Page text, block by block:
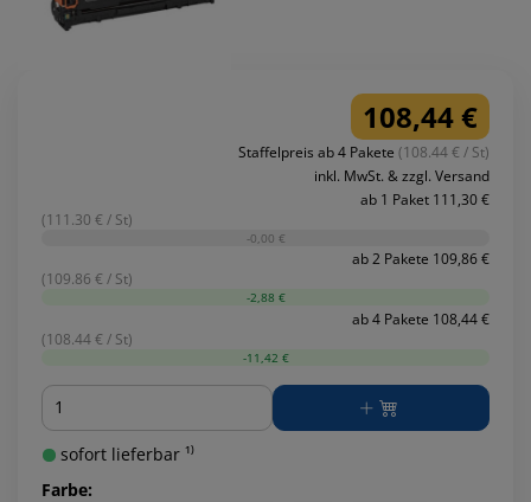
108,44 €
Staffelpreis ab 4 Pakete (108.44 € / St)
inkl. MwSt. & zzgl. Versand
ab 1 Paket 111,30 €
(111.30 € / St)
-0,00 €
ab 2 Pakete 109,86 €
(109.86 € / St)
-2,88 €
ab 4 Pakete 108,44 €
(108.44 € / St)
-11,42 €
Menge
sofort lieferbar ¹⁾
Farbe: